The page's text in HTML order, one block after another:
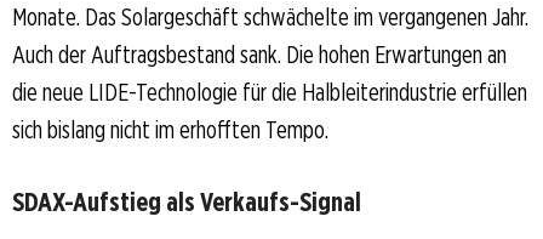
Monate. Das Solargeschäft schwächelte im vergangenen Jahr.
Auch der Auftragsbestand sank. Die hohen Erwartungen an
die neue LIDE-Technologie für die Halbleiterindustrie erfüllen
sich bislang nicht im erhofften Tempo.
SDAX-Aufstieg als Verkaufs-Signal